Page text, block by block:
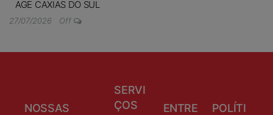
AGE CAXIAS DO SUL
27/07/2026 Off
NOSSAS
SERVI
ÇOS
ENTRE
POLÍTI